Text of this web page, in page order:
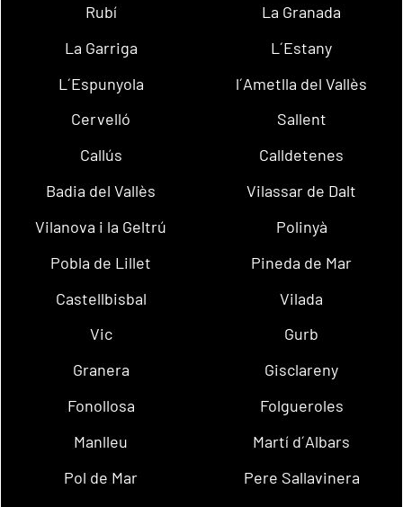
Rubí
La Granada
La Garriga
L´Estany
L´Espunyola
l´Ametlla del Vallès
Cervelló
Sallent
Callús
Calldetenes
Badia del Vallès
Vilassar de Dalt
Vilanova i la Geltrú
Polinyà
Pobla de Lillet
Pineda de Mar
Castellbisbal
Vilada
Vic
Gurb
Granera
Gisclareny
Fonollosa
Folgueroles
Manlleu
Martí d´Albars
Pol de Mar
Pere Sallavinera